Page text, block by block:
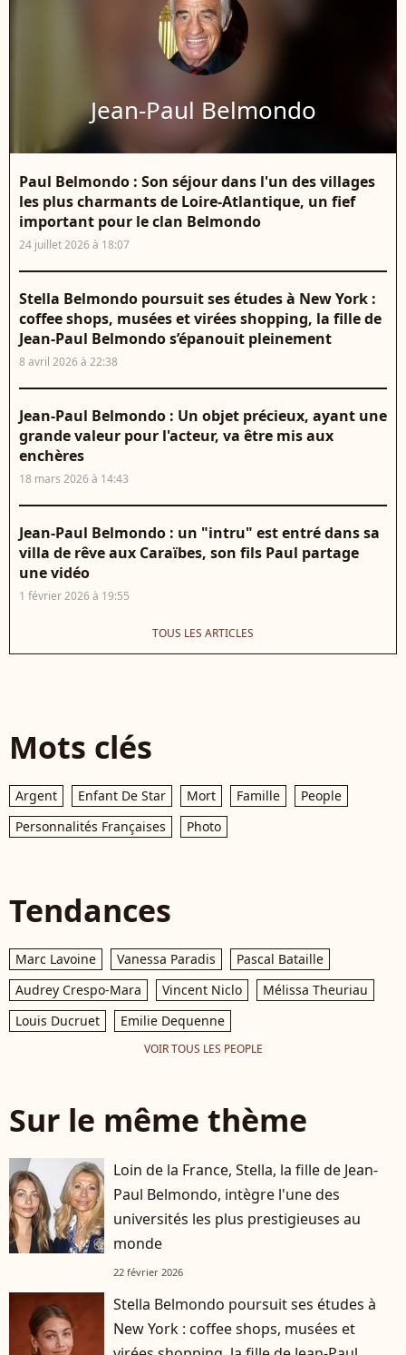
Jean-Paul Belmondo
Paul Belmondo : Son séjour dans l'un des villages
les plus charmants de Loire-Atlantique, un fief
important pour le clan Belmondo
24 juillet 2026 à 18:07
Stella Belmondo poursuit ses études à New York :
coffee shops, musées et virées shopping, la fille de
Jean-Paul Belmondo s’épanouit pleinement
8 avril 2026 à 22:38
Jean-Paul Belmondo : Un objet précieux, ayant une
grande valeur pour l'acteur, va être mis aux
enchères
18 mars 2026 à 14:43
Jean-Paul Belmondo : un "intru" est entré dans sa
villa de rêve aux Caraïbes, son fils Paul partage
une vidéo
1 février 2026 à 19:55
TOUS LES ARTICLES
Mots clés
Argent Enfant De Star Mort Famille
People
Personnalités Françaises
Photo
Tendances
Marc Lavoine Vanessa Paradis
Pascal Bataille
Audrey Crespo-Mara
Vincent Niclo
Mélissa Theuriau
Louis Ducruet
Emilie Dequenne
VOIR TOUS LES PEOPLE
Sur le même thème
Loin de la France, Stella, la fille de Jean-
Paul Belmondo, intègre l'une des
universités les plus prestigieuses au
monde
22 février 2026
Stella Belmondo poursuit ses études à
New York : coffee shops, musées et